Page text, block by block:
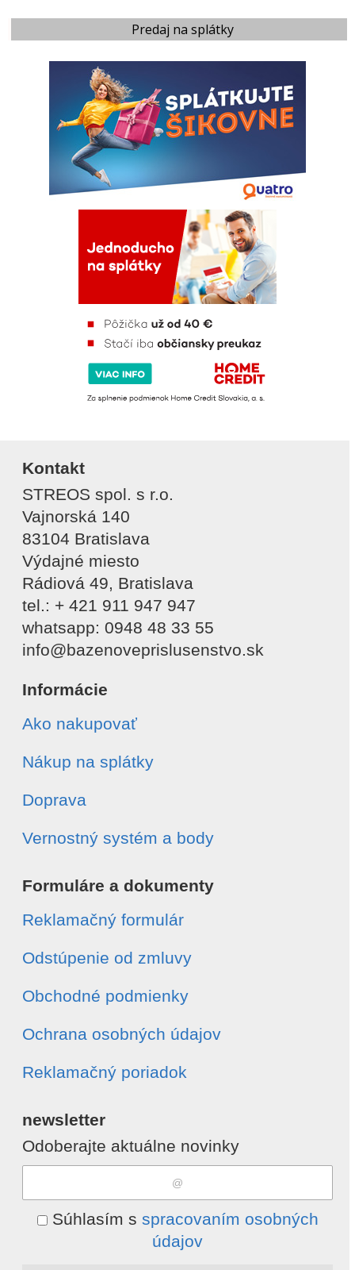
Predaj na splátky
Kontakt
STREOS spol. s r.o.
Vajnorská 140
83104 Bratislava
Výdajné miesto
Rádiová 49, Bratislava
tel.: + 421 911 947 947
whatsapp: 0948 48 33 55
info@bazenoveprislusenstvo.sk
Informácie
Ako nakupovať
Nákup na splátky
Doprava
Vernostný systém a body
Formuláre a dokumenty
Reklamačný formulár
Odstúpenie od zmluvy
Obchodné podmienky
Ochrana osobných údajov
Reklamačný poriadok
newsletter
Odoberajte aktuálne novinky
Súhlasím s spracovaním osobných
údajov